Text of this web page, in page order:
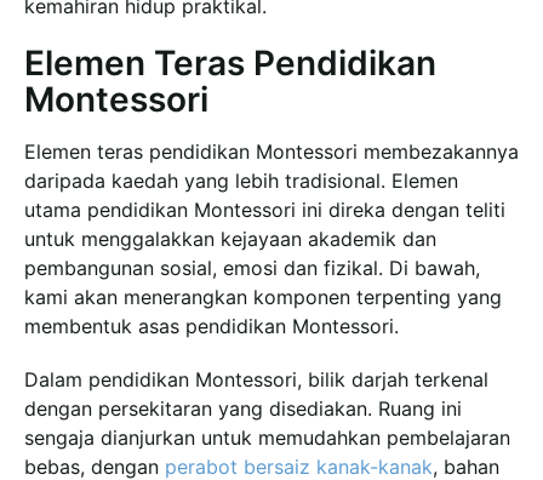
kemahiran hidup praktikal.
Elemen Teras Pendidikan
Montessori
Elemen teras pendidikan Montessori membezakannya
daripada kaedah yang lebih tradisional. Elemen
utama pendidikan Montessori ini direka dengan teliti
untuk menggalakkan kejayaan akademik dan
pembangunan sosial, emosi dan fizikal. Di bawah,
kami akan menerangkan komponen terpenting yang
membentuk asas pendidikan Montessori.
Dalam pendidikan Montessori, bilik darjah terkenal
dengan persekitaran yang disediakan. Ruang ini
sengaja dianjurkan untuk memudahkan pembelajaran
bebas, dengan perabot bersaiz kanak-kanak, bahan